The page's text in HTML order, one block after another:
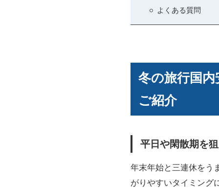
よくある質問
冬の旅行国
ご紹介
平日や閑散期を
年末年始と三連休をう
がりやすいタイミング